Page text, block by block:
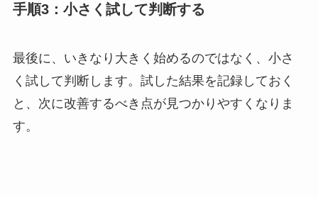
手順3：小さく試して判断する
最後に、いきなり大きく始めるのではなく、小さ
く試して判断します。試した結果を記録しておく
と、次に改善するべき点が見つかりやすくなりま
す。